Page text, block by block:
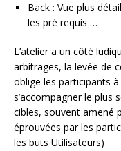
Back : Vue plus
les pré requis …
L’atelier a un côté
arbitrages, la levée de
oblige les participants à
s’accompagner le plus
cibles, souvent amené
éprouvées par les
les buts Utilisateurs)